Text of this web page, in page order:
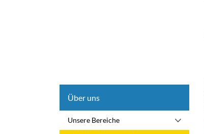
Über uns
Unsere Bereiche